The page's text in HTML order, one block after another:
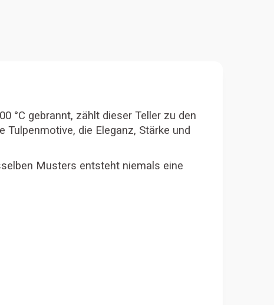
°C gebrannt, zählt dieser Teller zu den
die Eleganz, Stärke und
Musters entsteht niemals eine